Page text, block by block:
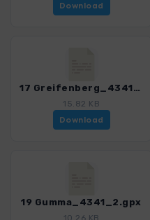
Download
17 Greifenberg_4341_2.gpx
15.82 KB
Download
19 Gumma_4341_2.gpx
10.26 KB